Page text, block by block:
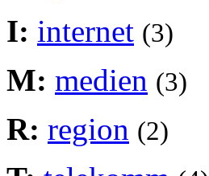
I: internet (3)
M: medien (3)
R: region (2)